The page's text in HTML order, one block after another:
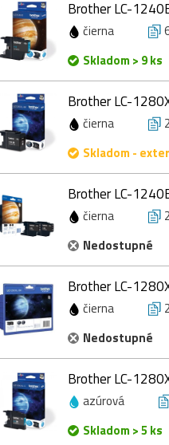
Brother LC-
čierna
Skladom > 9 ks
Brother LC-
čierna
Skladom -
Brother LC-
čierna
Nedostupné
Brother LC-
čierna
Nedostupné
Brother LC-
azúrová
Skladom > 5 ks